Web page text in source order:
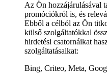
Az Ön hozzájárulásával
promóciókról is, és
Ebből a célból az Ön
külső szolgáltatókkal
hirdetési csatornáikat
szolgáltatásaikat:
Bing, Criteo, Meta,